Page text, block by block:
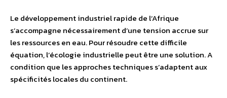
Le développement industriel rapide de l’Afrique
s’accompagne nécessairement d’une tension accrue sur
les ressources en eau. Pour résoudre cette difficile
équation, l’écologie industrielle peut être une solution. A
condition que les approches techniques s’adaptent aux
spécificités locales du continent.